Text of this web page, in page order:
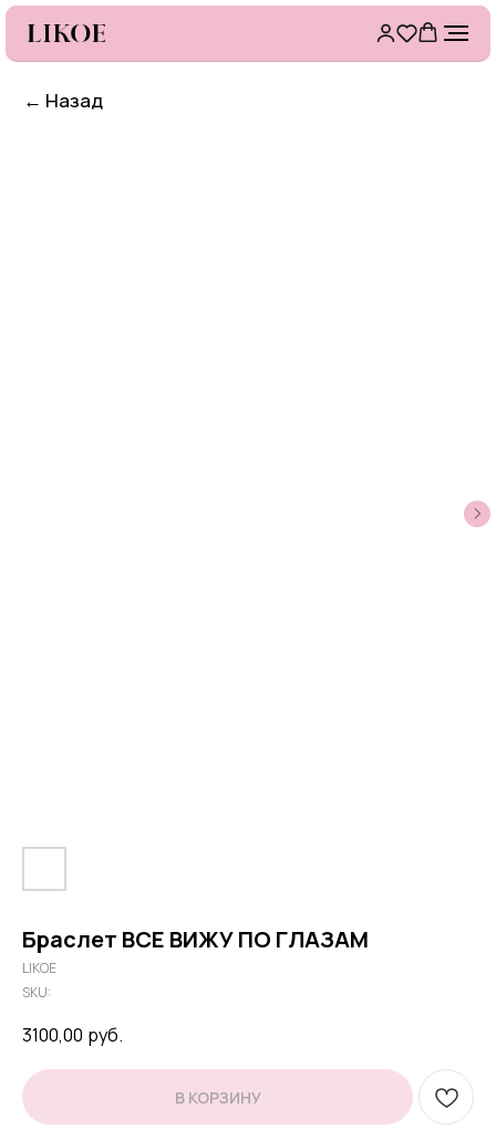
Браслет ВСЕ ВИЖУ ПО ГЛАЗАМ
LIKOE
SKU:
3100,00 руб.
В КОРЗИНУ